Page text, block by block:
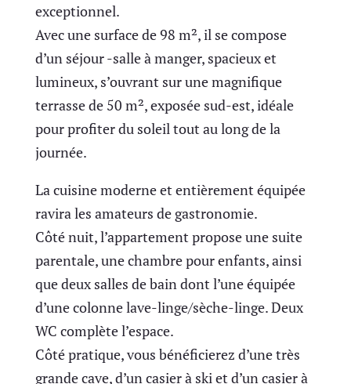
exceptionnel.
Avec une surface de 98 m², il se compose
d’un séjour -salle à manger, spacieux et
lumineux, s’ouvrant sur une magnifique
terrasse de 50 m², exposée sud-est, idéale
pour profiter du soleil tout au long de la
journée.
La cuisine moderne et entièrement équipée
ravira les amateurs de gastronomie.
Côté nuit, l’appartement propose une suite
parentale, une chambre pour enfants, ainsi
que deux salles de bain dont l’une équipée
d’une colonne lave-linge/sèche-linge. Deux
WC complète l’espace.
Côté pratique, vous bénéficierez d’une très
grande cave, d’un casier à ski et d’un casier à